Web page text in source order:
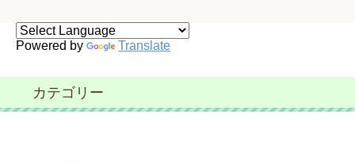
Powered by Translate
カテゴリー